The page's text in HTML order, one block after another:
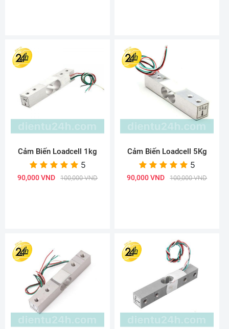
Cảm Biến Loadcell 1kg
5
90,000 VND 100,000 VND
Cảm Biến Loadcell 5Kg
5
90,000 VND 100,000 VND